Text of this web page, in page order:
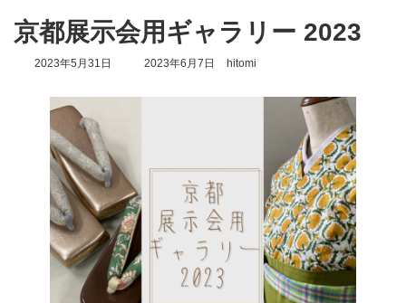
京都展示会用ギャラリー 2023
2023年5月31日
最
2023年6月7日 hitomi